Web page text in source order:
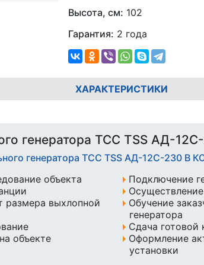
Высота, см: 102
Гарантия: 2 года
ХАРАКТЕРИСТИКИ
генератора ТСС TSS АД-
генератора ТСС TSS АД-12С-230
объекта
размера выхлопной
объекте
Подключение
Обучение
генератора
Сдача готовой
Оформление
установки